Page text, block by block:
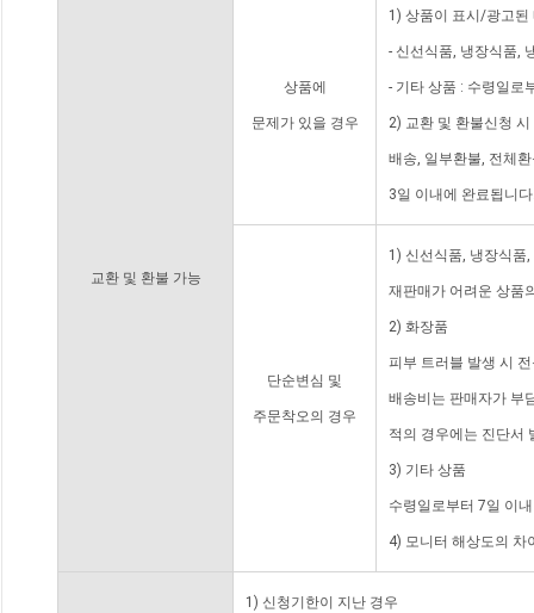
교환 및 환불 가능
상품에
문제가 있을 경우
1) 상품이 표시/광고된
- 신선식품, 냉장식품,
- 기타 상품 : 수령일로
2) 교환 및 환불신청
배송, 일부환불, 전체
3일 이내에 완료됩니
단순변심 및
주문착오의 경우
1) 신선식품, 냉장식품
재판매가 어려운 상품
2) 화장품
피부 트러블 발생 시
배송비는 판매자가 부
적의 경우에는 진단서
3) 기타 상품
수령일로부터 7일 이
4) 모니터 해상도의 차
1) 신청기한이 지난 경우